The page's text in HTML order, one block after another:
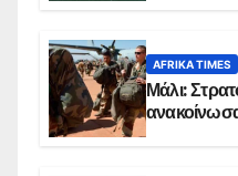
AFRIKA TIMES
Μάλι: